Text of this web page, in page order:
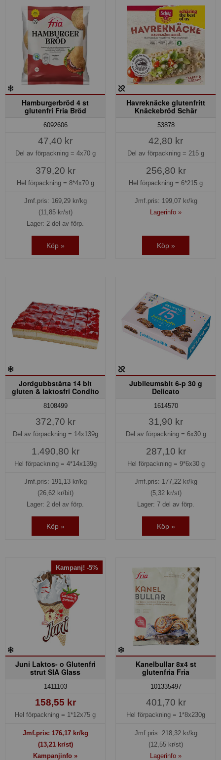
Hamburgerbröd 4 st
glutenfri Fria Bröd
6092606
47,40 kr
Del av förpackning = 4x70 g
379,20 kr
Hel förpackning = 8*4x70 g
Jmf.pris: 169,29kr/kg
(11,85 kr/st)
Lager: 2 del av förp.
Köp »
Havreknäcke glutenfritt
Knäckebröd Schär
53878
42,80 kr
Del av förpackning = 215 g
256,80 kr
Hel förpackning = 6*215 g
Jmf.pris: 199,07kr/kg
Lagerinfo »
Köp »
Jordgubbstårta 14 bit
gluten & laktosfri Condito
8108499
372,70 kr
Del av förpackning = 14x139g
1.490,80 kr
Hel förpackning = 4*14x139g
Jmf.pris: 191,13kr/kg
(26,62 kr/bit)
Lager: 2 del av förp.
Köp »
Jubileumsbit 6-p 30 g
Delicato
1614570
31,90 kr
Del av förpackning = 6x30 g
287,10 kr
Hel förpackning = 9*6x30 g
Jmf.pris: 177,22kr/kg
(5,32 kr/st)
Lager: 7 del av förp.
Köp »
Kampanj! -5%
Juni Laktos- o Glutenfri
strut SIA Glass
1411103
158,55 kr
Hel förpackning = 1*12x75 g
Jmf.pris: 176,17kr/kg
(13,21 kr/st)
Kampanjinfo »
Kanelbullar 8x4 st
glutenfria Fria
101335497
401,70 kr
Hel förpackning = 1*8x230g
Jmf.pris: 218,32kr/kg
(12,55 kr/st)
Lagerinfo »